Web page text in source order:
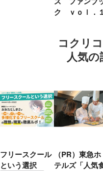
ク ｖｏｌ．
コクリ
人気の
フリースクール
という選択
（PR）東急ホ
テルズ「人気